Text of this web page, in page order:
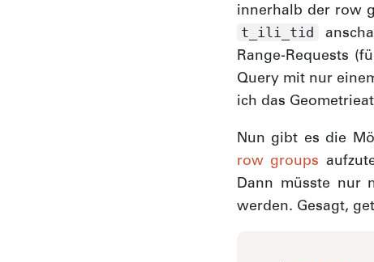
innerhalb der row
t_ili_tid
Range-Requests
Query mit nur
ich das
Nun gibt es die
row groups
Dann müsste nur
werden. Gesagt,